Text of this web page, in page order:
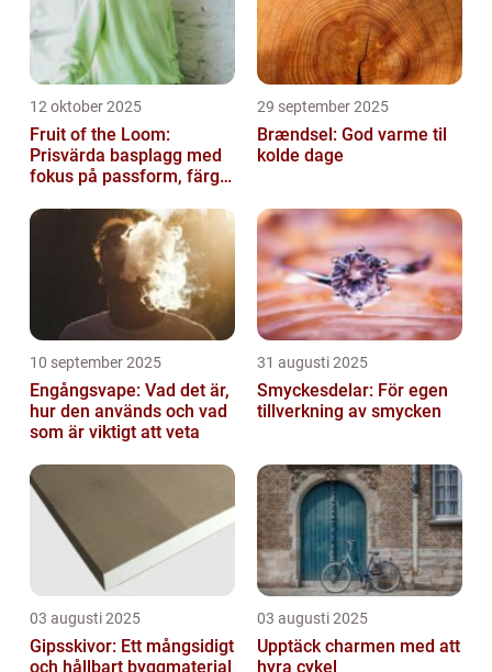
12 oktober 2025
Fruit of the Loom:
Prisvärda basplagg med
fokus på passform, färg
29 september 2025
Brændsel: God varme til
kolde dage
10 september 2025
Engångsvape: Vad det är,
hur den används och vad
som är viktigt att veta
31 augusti 2025
Smyckesdelar: För egen
tillverkning av smycken
03 augusti 2025
Gipsskivor: Ett mångsidigt
och hållbart byggmaterial
03 augusti 2025
Upptäck charmen med att
hyra cykel